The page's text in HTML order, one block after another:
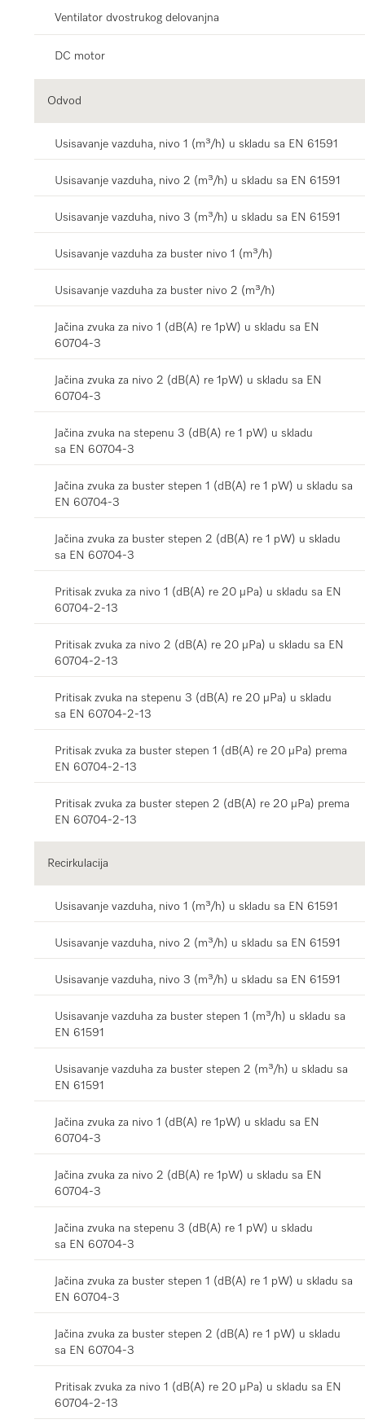
Ventilator dvostrukog delovanjna
DC motor
Odvod
Usisavanje vazduha, nivo 1 (m³/h) u skladu sa EN 61591
Usisavanje vazduha, nivo 2 (m³/h) u skladu sa EN 61591
Usisavanje vazduha, nivo 3 (m³/h) u skladu sa EN 61591
Usisavanje vazduha za buster nivo 1 (m³/h)
Usisavanje vazduha za buster nivo 2 (m³/h)
Jačina zvuka za nivo 1 (dB(A) re 1pW) u skladu sa EN
60704-3
Jačina zvuka za nivo 2 (dB(A) re 1pW) u skladu sa EN
60704-3
Jačina zvuka na stepenu 3 (dB(A) re 1 pW) u skladu
sa EN 60704-3
Jačina zvuka za buster stepen 1 (dB(A) re 1 pW) u skladu sa
EN 60704-3
Jačina zvuka za buster stepen 2 (dB(A) re 1 pW) u skladu
sa EN 60704-3
Pritisak zvuka za nivo 1 (dB(A) re 20 µPa) u skladu sa EN
60704-2-13
Pritisak zvuka za nivo 2 (dB(A) re 20 µPa) u skladu sa EN
60704-2-13
Pritisak zvuka na stepenu 3 (dB(A) re 20 µPa) u skladu
sa EN 60704-2-13
Pritisak zvuka za buster stepen 1 (dB(A) re 20 µPa) prema
EN 60704-2-13
Pritisak zvuka za buster stepen 2 (dB(A) re 20 µPa) prema
EN 60704-2-13
Recirkulacija
Usisavanje vazduha, nivo 1 (m³/h) u skladu sa EN 61591
Usisavanje vazduha, nivo 2 (m³/h) u skladu sa EN 61591
Usisavanje vazduha, nivo 3 (m³/h) u skladu sa EN 61591
Usisavanje vazduha za buster stepen 1 (m³/h) u skladu sa
EN 61591
Usisavanje vazduha za buster stepen 2 (m³/h) u skladu sa
EN 61591
Jačina zvuka za nivo 1 (dB(A) re 1pW) u skladu sa EN
60704-3
Jačina zvuka za nivo 2 (dB(A) re 1pW) u skladu sa EN
60704-3
Jačina zvuka na stepenu 3 (dB(A) re 1 pW) u skladu
sa EN 60704-3
Jačina zvuka za buster stepen 1 (dB(A) re 1 pW) u skladu sa
EN 60704-3
Jačina zvuka za buster stepen 2 (dB(A) re 1 pW) u skladu
sa EN 60704-3
Pritisak zvuka za nivo 1 (dB(A) re 20 µPa) u skladu sa EN
60704-2-13